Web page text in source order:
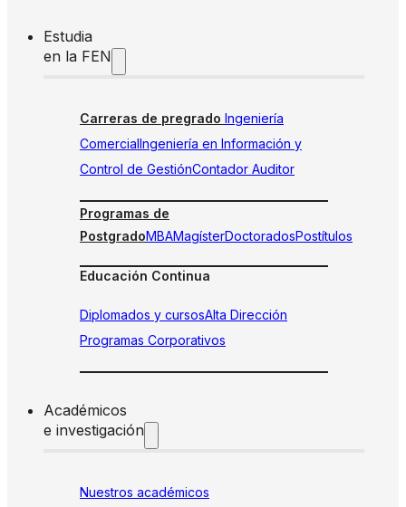
Estudia
en la FEN
Carreras de pregrado Ingeniería
ComercialIngeniería en Información y
Control de GestiónContador Auditor
Programas de
PostgradoMBAMagísterDoctoradosPostítulos
Educación Continua
Diplomados y cursosAlta Dirección
Programas Corporativos
Académicos
e investigación
Nuestros académicos